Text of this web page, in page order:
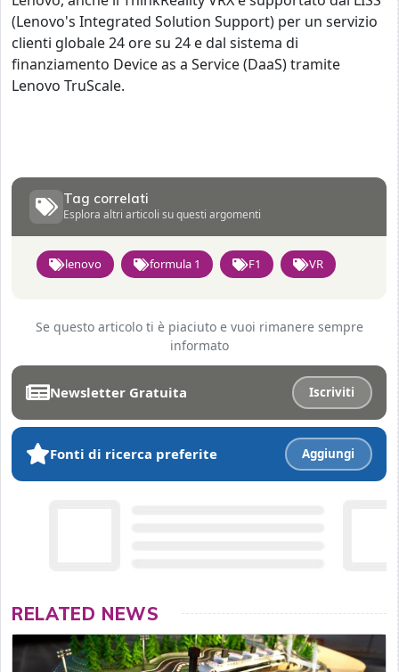
(Lenovo's Integrated Solution Support) per un servizio
clienti globale 24 ore su 24 e dal sistema di
finanziamento Device as a Service (DaaS) tramite
Lenovo TruScale.
Tag correlati
Esplora altri articoli su questi argomenti
lenovo formula 1 F1 VR
Se questo articolo ti è piaciuto e vuoi rimanere sempre
informato
Newsletter Gratuita Iscriviti
Fonti di ricerca preferite Aggiungi
RELATED NEWS